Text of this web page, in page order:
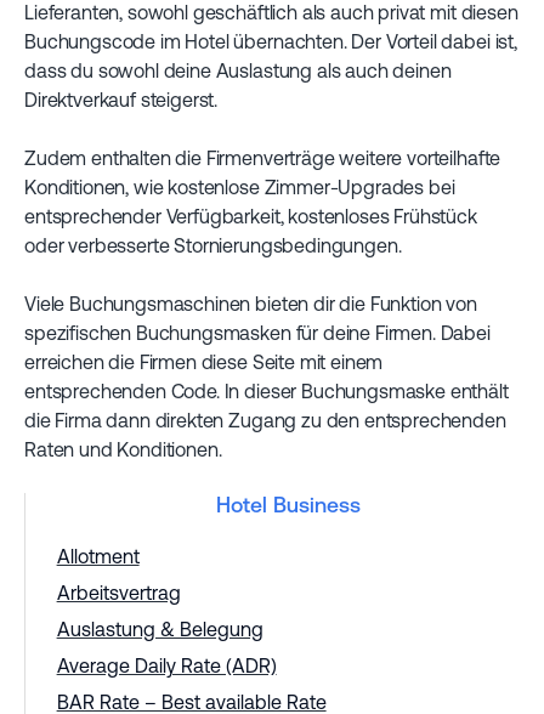
Lieferanten, sowohl geschäftlich als auch privat mit diesen
Buchungscode im Hotel übernachten. Der Vorteil dabei ist,
dass du sowohl deine Auslastung als auch deinen
Direktverkauf steigerst.
Zudem enthalten die Firmenverträge weitere vorteilhafte
Konditionen, wie kostenlose Zimmer-Upgrades bei
entsprechender Verfügbarkeit, kostenloses Frühstück
oder verbesserte Stornierungsbedingungen.
Viele Buchungsmaschinen bieten dir die Funktion von
spezifischen Buchungsmasken für deine Firmen. Dabei
erreichen die Firmen diese Seite mit einem
entsprechenden Code. In dieser Buchungsmaske enthält
die Firma dann direkten Zugang zu den entsprechenden
Raten und Konditionen.
Hotel Business
Allotment
Arbeitsvertrag
Auslastung & Belegung
Average Daily Rate (ADR)
BAR Rate – Best available Rate